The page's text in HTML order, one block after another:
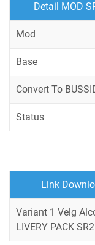
Detail MOD
Mod
Base
Convert To
Status
Link
Variant 1 Velg
LIVERY PACK